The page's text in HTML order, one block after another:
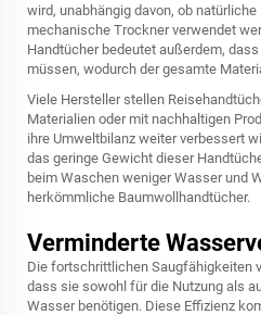
wird, unabhängig davon, ob
mechanische Trockner verwendet
Handtücher bedeutet außerdem,
müssen, wodurch der gesamte
Viele Hersteller stellen
Materialien oder mit nachhaltigen
ihre Umweltbilanz weiter verbessert
das geringe Gewicht dieser
beim Waschen weniger Wasser und
herkömmliche Baumwollhandtücher.
Verminderte
Die fortschrittlichen Saugfähigkeiten
dass sie sowohl für die Nutzung als
Wasser benötigen. Diese Effizienz